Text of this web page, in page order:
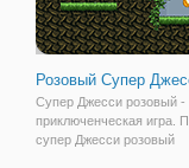
Розовый Супер
Супер Джесси розовый -
приключенческая игра.
супер Джесси розовый